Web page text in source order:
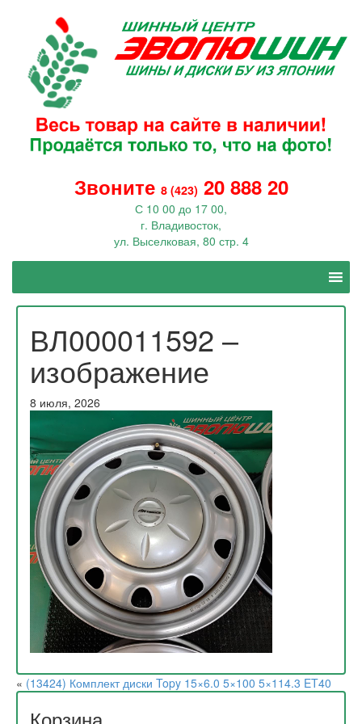
Звоните 8 (423) 20 888 20
С 10 00 до 17 00,
г. Владивосток,
ул. Выселковая, 80 стр. 4
ВЛ000011592 –
изображение
8 июля, 2026
« (13424) Комплект диски Topy 15×6.0 5×100 5×114.3 ET40